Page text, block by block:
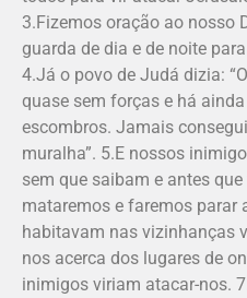
3.Fizemos oração ao nosso
guarda de dia e de noite
4.Já o povo de Judá dizia:
quase sem forças e há
escombros. Jamais
muralha”. 5.E nossos
sem que saibam e antes
mataremos e faremos parar
habitavam nas vizinhanças
nos acerca dos lugares de
inimigos viriam atacar-nos.